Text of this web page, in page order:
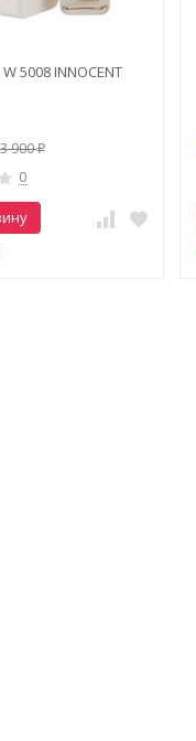
5008 INNOCENT
3 900₽
0